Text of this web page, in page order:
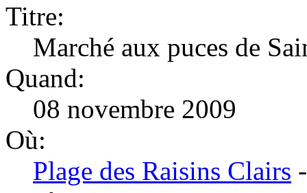
Titre:
Marché aux puces de
Quand:
08 novembre 2009
Où:
Plage des Raisins Clairs